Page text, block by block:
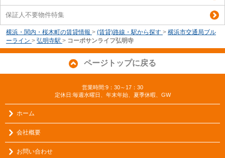
保証人不要物件特集
横浜・関内・桜木町の賃貸情報 > (賃貸)路線・駅から探す > 横浜市交通局ブル
ーライン > 弘明寺駅 > コーポサンライフ弘明寺
ページトップに戻る
営業時間:9：30～17：30
定休日:毎週水曜日、年末年始、夏季休暇、GW
ホーム
会社概要
お問い合わせ